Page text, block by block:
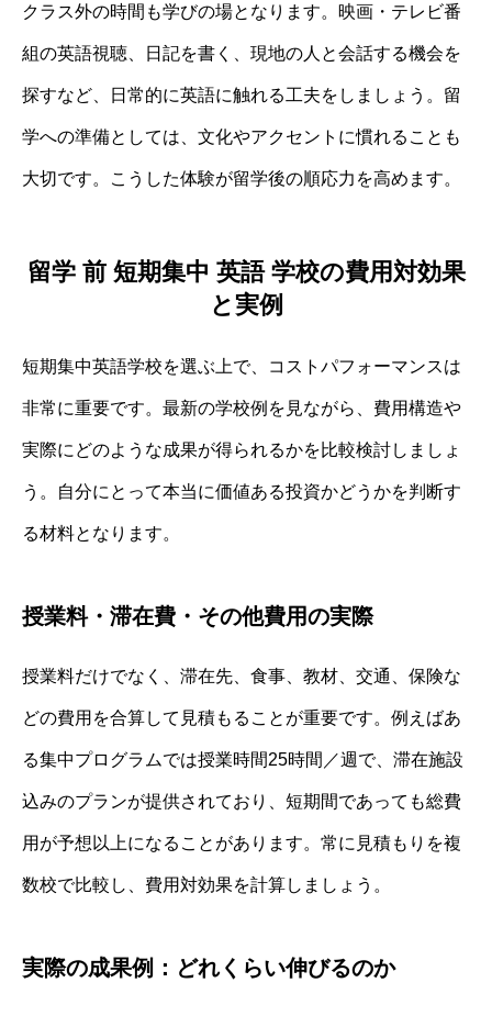
クラス外の時間も学びの場となります。映画・テレビ番
組の英語視聴、日記を書く、現地の人と会話する機会を
探すなど、日常的に英語に触れる工夫をしましょう。留
学への準備としては、文化やアクセントに慣れることも
大切です。こうした体験が留学後の順応力を高めます。
留学 前 短期集中 英語 学校の費用対効果
と実例
短期集中英語学校を選ぶ上で、コストパフォーマンスは
非常に重要です。最新の学校例を見ながら、費用構造や
実際にどのような成果が得られるかを比較検討しましょ
う。自分にとって本当に価値ある投資かどうかを判断す
る材料となります。
授業料・滞在費・その他費用の実際
授業料だけでなく、滞在先、食事、教材、交通、保険な
どの費用を合算して見積もることが重要です。例えばあ
る集中プログラムでは授業時間25時間／週で、滞在施設
込みのプランが提供されており、短期間であっても総費
用が予想以上になることがあります。常に見積もりを複
数校で比較し、費用対効果を計算しましょう。
実際の成果例：どれくらい伸びるのか